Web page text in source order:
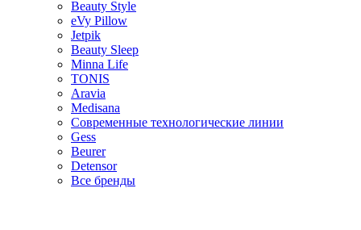
Beauty Style
eVy Pillow
Jetpik
Beauty Sleep
Minna Life
TONIS
Aravia
Medisana
Современные технологические линии
Gess
Beurer
Detensor
Все бренды